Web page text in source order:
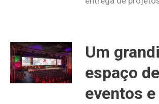
Um
espaço de
eventos e